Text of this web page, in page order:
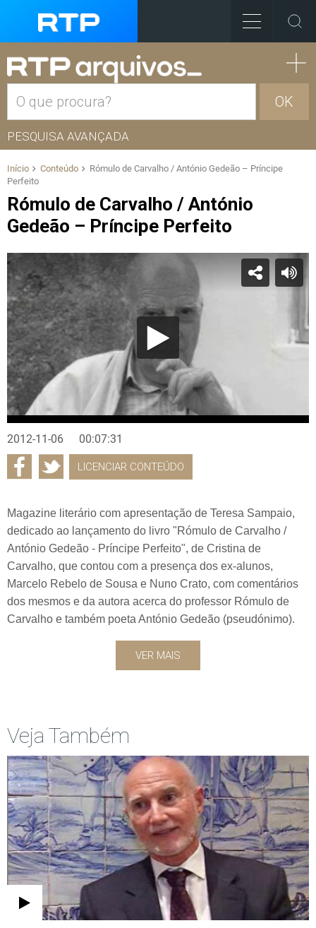
OK
PESQUISA AVANÇADA
Início Conteúdo
Rómulo de Carvalho / António Gedeão – Príncipe
Perfeito
Rómulo de Carvalho / António
Gedeão – Príncipe Perfeito
2012-11-06 00:07:31
LICENCIAR CONTEÚDO
Magazine literário com apresentação de Teresa Sampaio,
dedicado ao lançamento do livro "Rómulo de Carvalho /
António Gedeão - Príncipe Perfeito", de Cristina de
Carvalho, que contou com a presença dos ex-alunos,
Marcelo Rebelo de Sousa e Nuno Crato, com comentários
dos mesmos e da autora acerca do professor Rómulo de
Carvalho e também poeta António Gedeão (pseudónimo).
VER MAIS
Veja Também